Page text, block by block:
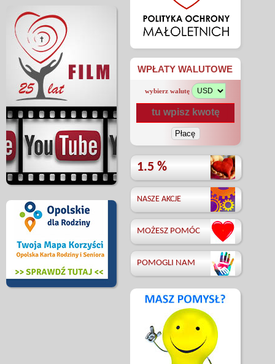
WPŁATY WALUTOWE
wybierz walutę
1.5 %
NASZE AKCJE
MOŻESZ POMÓC
POMOGLI NAM